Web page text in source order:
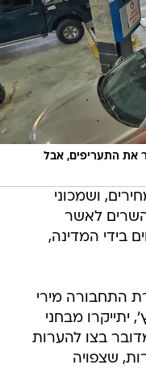
את התעריפים, אבל
ושמכוני
השרים לאשר
בידי המדינה,
התחבורה מירי
מבחני
112%. כרגע מדובר בצו להערות
שצפויה